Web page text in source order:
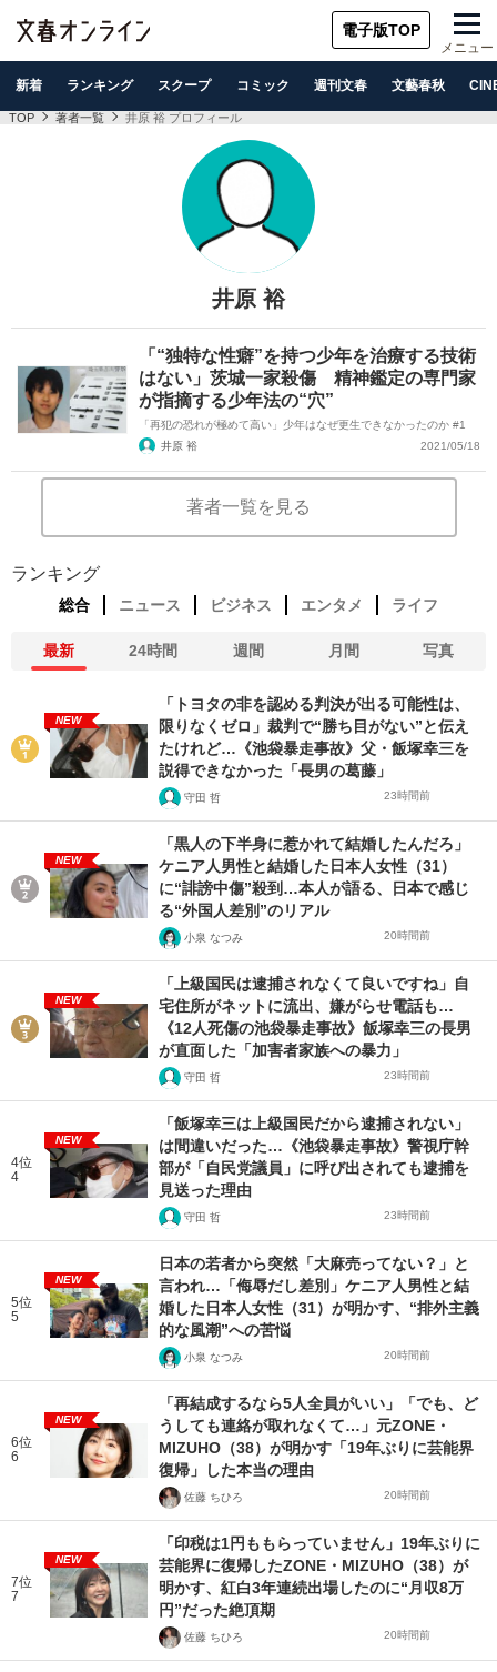
電子版TOP
メニュー
新着 ランキング スクープ コミック 週刊文春 文藝春秋
TOP 著者一覧 井原 裕 プロフィール
井原 裕
「“独特な性癖”を持つ少年を治療する技術
はない」茨城一家殺傷 精神鑑定の専門家
が指摘する少年法の“穴”
「再犯の恐れが極めて高い」少年はなぜ更生できなかったのか #1
井原 裕
2021/05/18
著者一覧を見る
ランキング
総合 ニュース ビジネス エンタメ ライフ
最新 24時間 週間 月間 写真
NEW
「トヨタの非を認める判決が出る可能性は、
限りなくゼロ」裁判で“勝ち目がない”と伝え
たけれど…《池袋暴走事故》父・飯塚幸三を
説得できなかった「長男の葛藤」
守田 哲 23時間前
NEW
「黒人の下半身に惹かれて結婚したんだろ」
ケニア人男性と結婚した日本人女性（31）
に“誹謗中傷”殺到…本人が語る、日本で感じ
る“外国人差別”のリアル
小泉 なつみ 20時間前
NEW
「上級国民は逮捕されなくて良いですね」自
宅住所がネットに流出、嫌がらせ電話も…
《12人死傷の池袋暴走事故》飯塚幸三の長男
が直面した「加害者家族への暴力」
守田 哲 23時間前
4位
4
NEW
「飯塚幸三は上級国民だから逮捕されない」
は間違いだった…《池袋暴走事故》警視庁幹
部が「自民党議員」に呼び出されても逮捕を
見送った理由
守田 哲 23時間前
5位
5
NEW
日本の若者から突然「大麻売ってない？」と
言われ…「侮辱だし差別」ケニア人男性と結
婚した日本人女性（31）が明かす、“排外主義
的な風潮”への苦悩
小泉 なつみ 20時間前
6位
6
NEW
「再結成するなら5人全員がいい」「でも、ど
うしても連絡が取れなくて…」元ZONE・
MIZUHO（38）が明かす「19年ぶりに芸能界
復帰」した本当の理由
佐藤 ちひろ 20時間前
7位
7
NEW
「印税は1円ももらっていません」19年ぶりに
芸能界に復帰したZONE・MIZUHO（38）が
明かす、紅白3年連続出場したのに“月収8万
円”だった絶頂期
佐藤 ちひろ 20時間前